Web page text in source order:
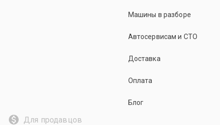
Машины в разборе
Автосервисам и СТО
Доставка
Оплата
Блог
Для продавцов